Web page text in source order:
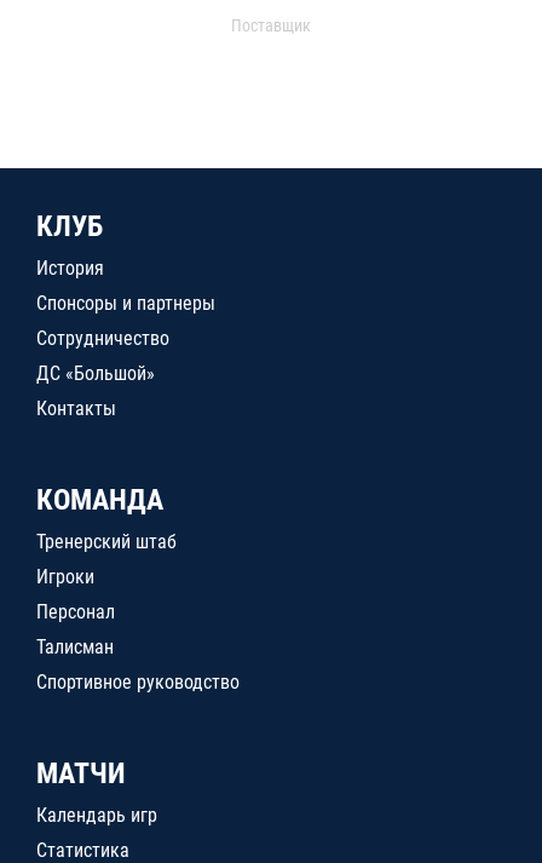
Поставщик
КЛУБ
История
Спонсоры и партнеры
Сотрудничество
ДС «Большой»
Контакты
КОМАНДА
Тренерский штаб
Игроки
Персонал
Талисман
Спортивное руководство
МАТЧИ
Календарь игр
Статистика